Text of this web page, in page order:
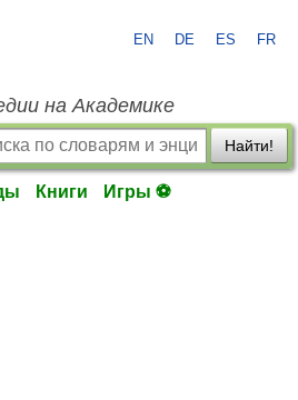
EN DE ES FR
на Академике
Найти!
Книги Игры ⚽